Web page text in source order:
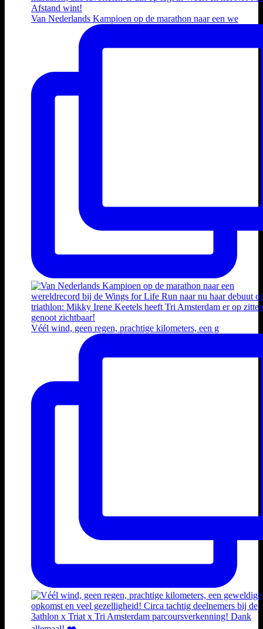
Van Nederlands Kampioen op de marathon naar een we
Véél wind, geen regen, prachtige kilometers, een g